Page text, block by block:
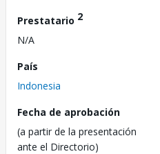
Prestatario 2
N/A
País
Indonesia
Fecha de aprobación
(a partir de la presentación
ante el Directorio)